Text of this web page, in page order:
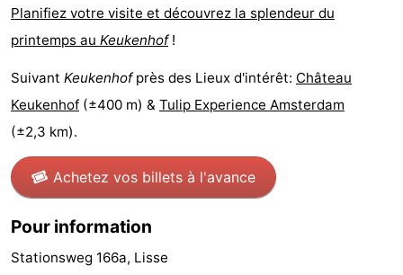
Planifiez votre visite et découvrez la splendeur du
printemps au Keukenhof!
Suivant Keukenhofprès des Lieux d'intérêt: Château
Keukenhof (±400 m) & Tulip Experience Amsterdam
(±2,3 km).
Achetez vos billets à l'avance
Pour information
Stationsweg 166a, Lisse